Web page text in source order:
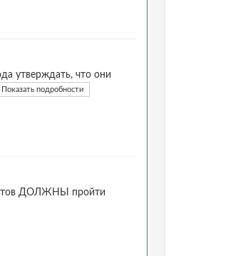
утверждать, что они
Показать подробности
ДОЛЖНЫ пройти